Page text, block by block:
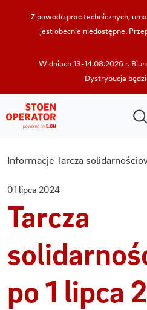
Z powodu prac technicznych,
jest obecnie niedostępne.
W dniach 13-14.08.2026 r.
Dystrybucja
InformacjeTarcza
01 lipca 2024
Tarcza
po 1 lipca